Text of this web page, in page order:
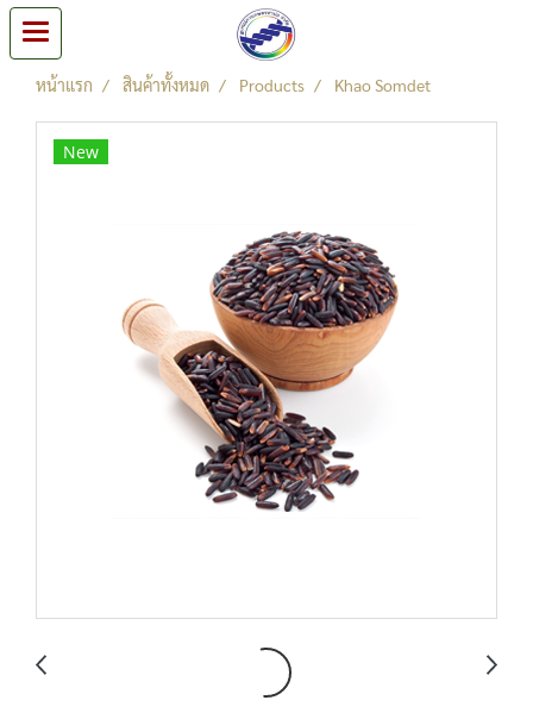
หน้าแรก สินค้าทั้งหมด Products Khao Somdet
New